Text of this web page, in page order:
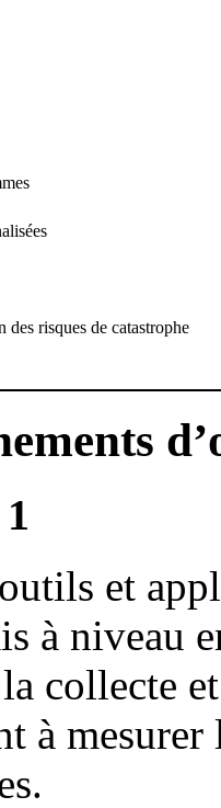
des risques de catastrophe
et
à niveau
collecte
à mesurer